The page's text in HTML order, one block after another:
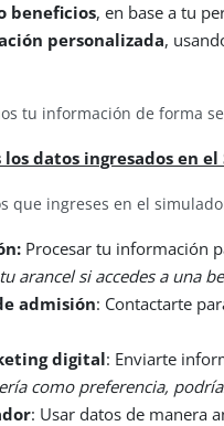
beneficios, en base a tu
personalizada,
tu información de forma
datos ingresados en
que ingreses en el
Procesar tu información
arancel si accedes a una
admisión: Contactarte
digital: Enviarte
como preferencia,
: Usar datos de manera